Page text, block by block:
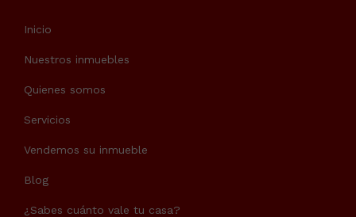
Inicio
Nuestros inmuebles
Quienes somos
Servicios
Vendemos su inmueble
Blog
¿Sabes cuánto vale tu casa?